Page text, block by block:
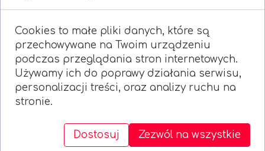
Skontaktuj się z nami
Ul. Śląska 2
47-400 Racibórz
DO ZARZĄDU ROD STRZECHA
+48 692 508 631
Cookies to małe pliki danych, które są
przechowywane na Twoim urządzeniu
podczas przeglądania stron internetowych.
Używamy ich do poprawy działania serwisu,
personalizacji treści, oraz analizy ruchu na
stronie.
Dostosuj Zezwól na wszystkie